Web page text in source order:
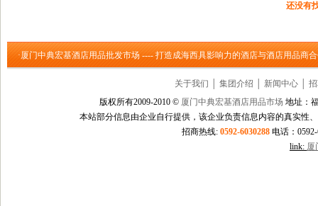
还没有
·厦门中典宏基酒店用品批发市场 ---- 打造成海西具影响力的酒店与酒店用品商
关于我们 集团介绍 新闻中心│
版权所有2009-2010 © 厦门中典宏基酒店用品市场 地址：
本站部分信息由企业自行提供，该企业负责信息内容的真实性
招商热线: 0592-6030288 电话：
link: 厦